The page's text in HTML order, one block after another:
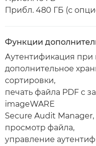
Прибл. 480 ГБ (с
Функции
Аутентификация при
дополнительное
сортировки,
печать файла PDF с
imageWARE
Secure Audit
просмотр файла,
управление